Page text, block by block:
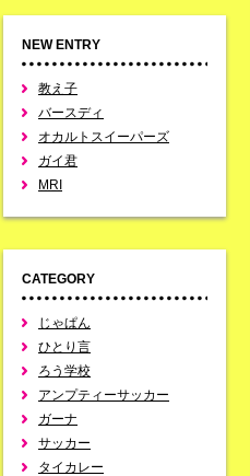
NEW ENTRY
教え子
バースディ
オカルトスイーパーズ
ガイ君
MRI
CATEGORY
じゃぱん
ひとり言
ろう学校
アンプティーサッカー
ガーナ
サッカー
タイカレー